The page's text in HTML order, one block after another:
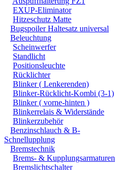
EXUP-Eliminator
Hitzeschutz Matte
Bugspoiler Haltesatz universal
Beleuchtung
Scheinwerfer
Standlicht
Positionsleuchte
Rücklichter
Blinker ( Lenkerenden)
Blinker-Rücklicht-Kombi (3-1)
Blinker ( vorne-hinten )
Blinkerrelais & Widerstände
Blinkerzubehör
Benzinschlauch & B-
Schnellupplung
Bremstechnik
Brems- & Kupplungsarmaturen
Bremslichtschalter